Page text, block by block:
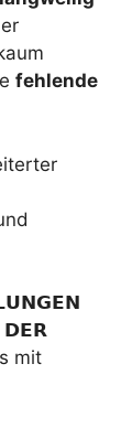
fehlende
𝗗𝗘𝗥
mit